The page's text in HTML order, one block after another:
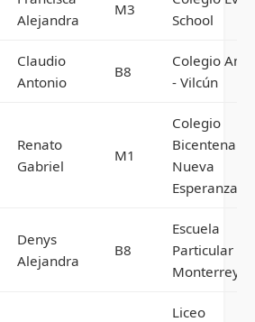
Alejandra
M3
School
Claudio
Antonio
B8
Colegio
- Vilcún
Renato
Gabriel
M1
Colegio
Bicentenario
Nueva
Esperanza
Denys
Alejandra
B8
Escuela
Particular
Monterrey
Liceo